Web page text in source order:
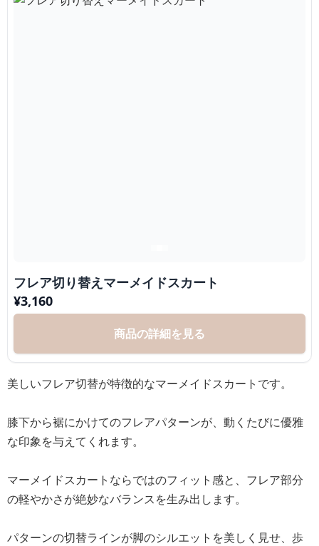
フレア切り替えマーメイドスカート
¥3,160
商品の詳細を見る
美しいフレア切替が特徴的なマーメイドスカートです。
膝下から裾にかけてのフレアパターンが、動くたびに優雅
な印象を与えてくれます。
マーメイドスカートならではのフィット感と、フレア部分
の軽やかさが絶妙なバランスを生み出します。
パターンの切替ラインが脚のシルエットを美しく見せ、歩